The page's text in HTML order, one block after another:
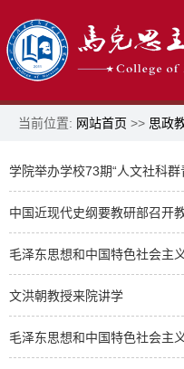
当前位置: 网站首页 >> 思政
学院举办学校73期“人文社科群
中国近现代史纲要教研部召开
毛泽东思想和中国特色社会主
部开展“理响中国”理论学习分享
文洪朝教授来院讲学
毛泽东思想和中国特色社会主